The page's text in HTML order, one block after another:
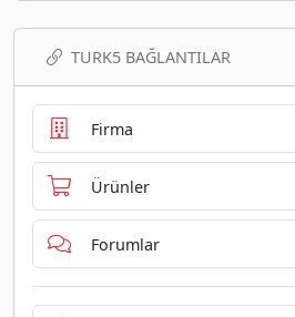
TURK5 BAĞLANTILAR
Firma
Ürünler
Forumlar